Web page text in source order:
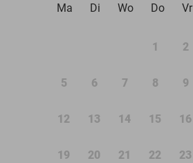
Ma
Di Wo Do Vr
1 2
5 6 7 8 9
12 13 14 15 16
19 20 21 22 23